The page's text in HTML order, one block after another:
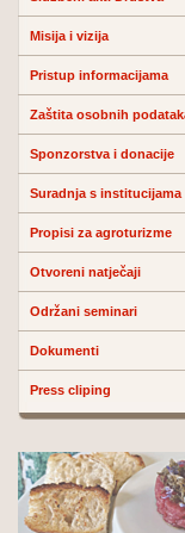
Misija i vizija
Pristup informacijama
Zaštita osobnih
Sponzorstva i donacije
Suradnja s institucijama
Propisi za agroturizme
Otvoreni natječaji
Održani seminari
Dokumenti
Press cliping